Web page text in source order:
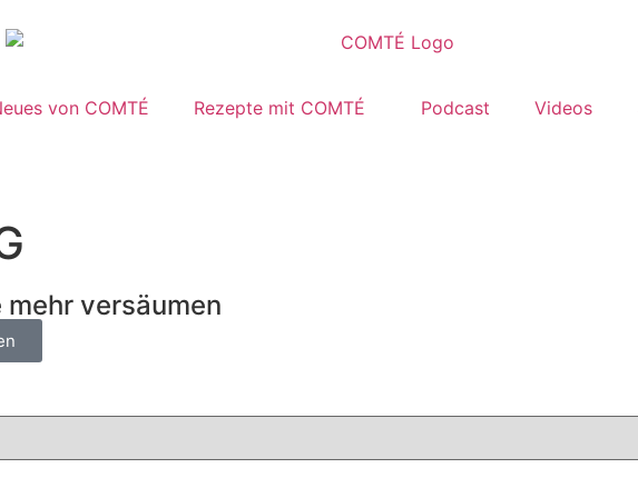
von COMTÉ Rezepte mit COMTÉ Podcast Videos
versäumen